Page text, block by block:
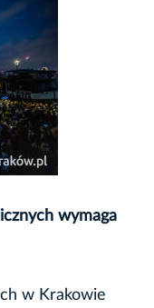
wymaga
w Krakowie